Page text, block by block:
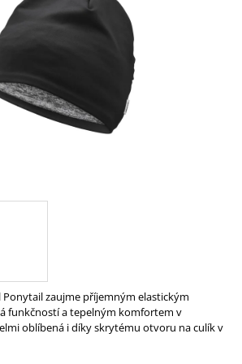
Ponytail zaujme příjemným elastickým
funkčností a tepelným komfortem v
oblíbená i díky skrytému otvoru na culík v